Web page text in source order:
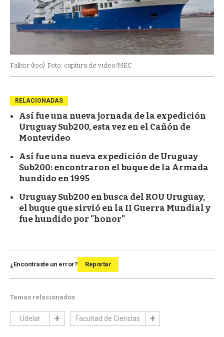
Falkor (too) Foto: captura de video/MEC
RELACIONADAS
Así fue una nueva jornada de la expedición
Uruguay Sub200, esta vez en el Cañón de
Montevideo
Así fue una nueva expedición de Uruguay
Sub200: encontraron el buque de la Armada
hundido en 1995
Uruguay Sub200 en busca del ROU Uruguay,
el buque que sirvió en la II Guerra Mundial y
fue hundido por "honor"
¿Encontraste un error? Reportar
Temas relacionados
Udelar Facultad de Ciencias